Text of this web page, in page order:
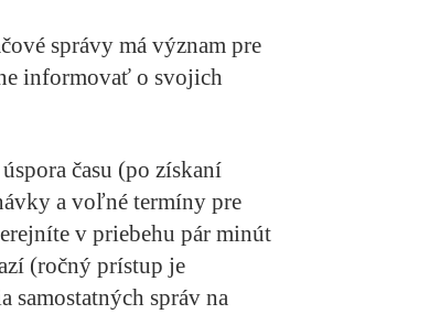
správy má význam pre
informovať o svojich
času (po získaní
a voľné termíny pre
v priebehu pár minút
(ročný prístup je
samostatných správ na